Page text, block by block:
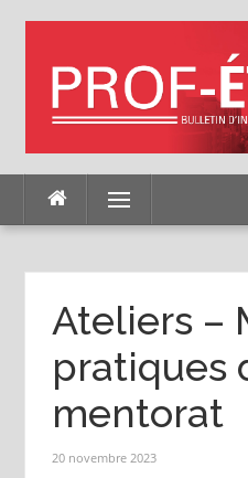
Menu
Ateliers –
pratiques
mentorat
20 novembre 2023